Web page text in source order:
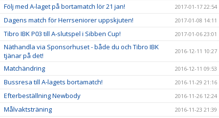
Följ med A-laget på bortamatch lör 21 jan! 2017-01-17 22:54
Dagens match för Herrseniorer uppskjuten! 2017-01-08 14:11
Tibro IBK P03 till A-slutspel i Sibben Cup! 2017-01-06 23:01
Näthandla via Sponsorhuset - både du och Tibro IBK
tjänar på det!
2016-12-11 10:27
Matchändring 2016-12-11 09:53
Bussresa till A-lagets bortamatch! 2016-11-29 21:16
Efterbeställning Newbody 2016-11-26 12:24
Målvaktsträning 2016-11-23 21:39